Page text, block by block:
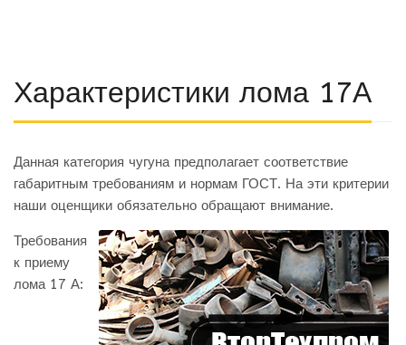
Характеристики лома 17А
Данная категория чугуна предполагает соответствие
габаритным требованиям и нормам ГОСТ. На эти критерии
наши оценщики обязательно обращают внимание.
Требования
к приему
лома 17 А: